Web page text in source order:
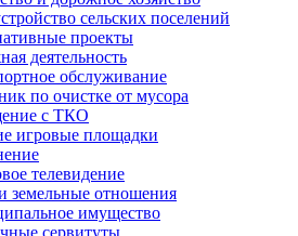
сельских поселений
проекты
деятельность
обслуживание
по очистке от мусора
с ТКО
игровые площадки
телевидение
земельные отношения
имущество